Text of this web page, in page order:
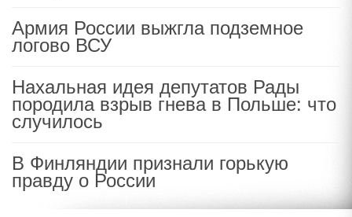
Армия России выжгла подземное
логово ВСУ
Нахальная идея депутатов Рады
породила взрыв гнева в Польше: что
случилось
В Финляндии признали горькую
правду о России